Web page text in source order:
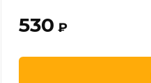
530 ₽